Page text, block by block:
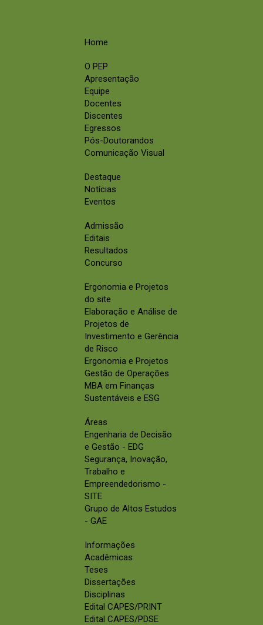
Home
O PEP
Apresentação
Equipe
Docentes
Discentes
Egressos
Pós-Doutorandos
Comunicação Visual
Destaque
Notícias
Eventos
Admissão
Editais
Resultados
Concurso
Ergonomia e Projetos
do site
Elaboração e Análise de
Projetos de
Investimento e Gerência
de Risco
Ergonomia e Projetos
Gestão de Operações
MBA em Finanças
Sustentáveis e ESG
Áreas
Engenharia de Decisão
e Gestão - EDG
Segurança, Inovação,
Trabalho e
Empreendedorismo -
SITE
Grupo de Altos Estudos
- GAE
Informações
Acadêmicas
Teses
Dissertações
Disciplinas
Edital CAPES/PRINT
Edital CAPES/PDSE